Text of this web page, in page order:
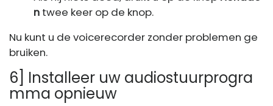
n twee keer op de knop.
Nu kunt u de voicerecorder zonder problemen ge
bruiken.
6] Installeer uw audiostuurprogra
mma opnieuw